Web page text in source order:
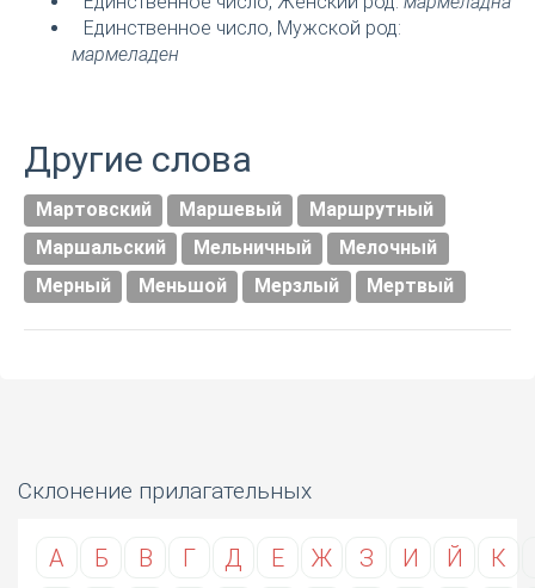
Единственное число, Мужской род:
мармеладен
Другие слова
Мартовский Маршевый
Маршрутный
Маршальский
Мельничный
Мелочный
Мерный
Меньшой Мерзлый Мертвый
Склонение прилагательных
А Б В Г Д Е Ж З И Й К